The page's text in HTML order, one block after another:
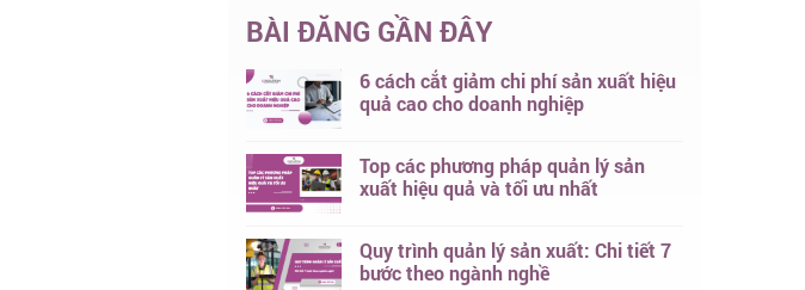
BÀI ĐĂNG GẦN ĐÂY
6 cách cắt giảm chi phí sản xuất hiệu
quả cao cho doanh nghiệp
Top các phương pháp quản lý sản
xuất hiệu quả và tối ưu nhất
Quy trình quản lý sản xuất: Chi tiết 7
bước theo ngành nghề